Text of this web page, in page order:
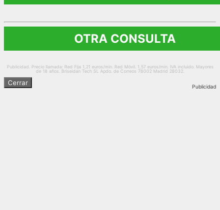
OTRA CONSULTA
Publicidad. Precio llamada: Red Fija 1,21 euros/min. Red Móvil. 1,57 euros/min. IVA incluido. Mayores
de 18 años. Briseidan Tech SL Apdo. de Correos 78002 Madrid 28032.
Publicidad
Cerrar